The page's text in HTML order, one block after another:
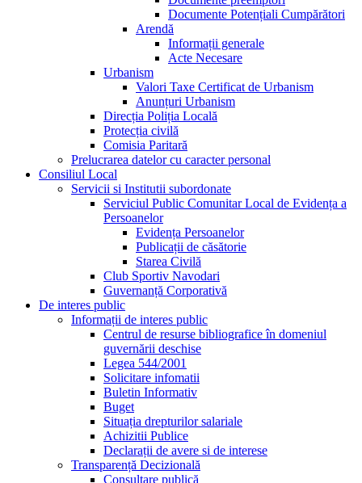
Documente Potențiali Cumpărători
Arendă
Informații generale
Acte Necesare
Urbanism
Valori Taxe Certificat de Urbanism
Anunțuri Urbanism
Direcția Poliția Locală
Protecția civilă
Comisia Paritară
Prelucrarea datelor cu caracter personal
Consiliul Local
Servicii si Institutii subordonate
Serviciul Public Comunitar Local de Evidența a
Persoanelor
Evidența Persoanelor
Publicații de căsătorie
Starea Civilă
Club Sportiv Navodari
Guvernanță Corporativă
De interes public
Informații de interes public
Centrul de resurse bibliografice în domeniul
guvernării deschise
Legea 544/2001
Solicitare infomatii
Buletin Informativ
Buget
Situația drepturilor salariale
Achizitii Publice
Declarații de avere si de interese
Transparență Decizională
Consultare publică